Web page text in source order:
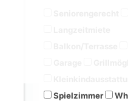
Spielzimmer